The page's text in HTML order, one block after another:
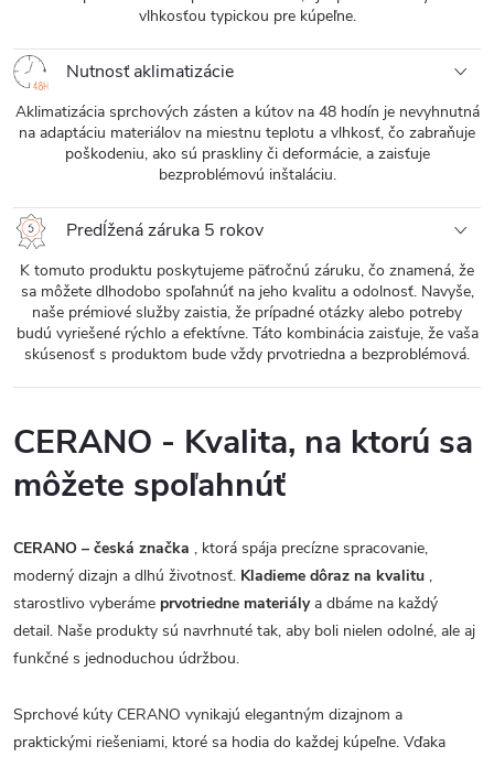
vlhkosťou typickou pre kúpeľne.
Nutnosť aklimatizácie
Aklimatizácia sprchových zásten a kútov na 48 hodín je nevyhnutná
na adaptáciu materiálov na miestnu teplotu a vlhkosť, čo zabraňuje
poškodeniu, ako sú praskliny či deformácie, a zaisťuje
bezproblémovú inštaláciu.
Predĺžená záruka 5 rokov
K tomuto produktu poskytujeme päťročnú záruku, čo znamená, že
sa môžete dlhodobo spoľahnúť na jeho kvalitu a odolnosť. Navyše,
naše prémiové služby zaistia, že prípadné otázky alebo potreby
budú vyriešené rýchlo a efektívne. Táto kombinácia zaisťuje, že vaša
skúsenosť s produktom bude vždy prvotriedna a bezproblémová.
CERANO - Kvalita, na ktorú sa
môžete spoľahnúť
CERANO – česká značka , ktorá spája precízne spracovanie,
moderný dizajn a dlhú životnosť. Kladieme dôraz na kvalitu ,
starostlivo vyberáme prvotriedne materiálya dbáme na každý
detail. Naše produkty sú navrhnuté tak, aby boli nielen odolné, ale aj
funkčné s jednoduchou údržbou.
Sprchové kúty CERANO vynikajú elegantným dizajnom a
praktickými riešeniami, ktoré sa hodia do každej kúpeľne. Vďaka